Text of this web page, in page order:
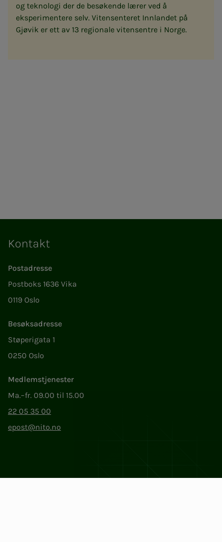
og teknologi der de besøkende lærer ved å
eksperimentere selv. Vitensenteret Innlandet på
Gjøvik er ett av 13 regionale vitensentre i Norge.
Kontakt
Postadresse
Postboks 1636 Vika
0119 Oslo
Besøksadresse
Støperigata 1
0250 Oslo
Medlemstjenester
Ma.–fr. 09.00 til 15.00
22 05 35 00
epost@nito.no